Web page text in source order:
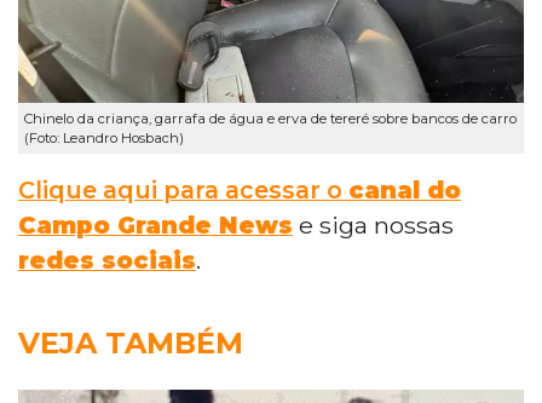
Chinelo da criança, garrafa de água e erva de tereré sobre bancos de carro
(Foto: Leandro Hosbach)
Clique aqui para acessar o canal do
Campo Grande News e siga nossas
redes sociais.
VEJA TAMBÉM